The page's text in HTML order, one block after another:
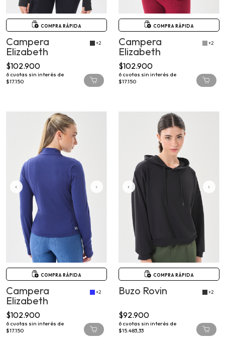
COMPRA RÁPIDA
Campera
Elizabeth
$102.900
6cuotas sin interés de
$17.150
COMPRA RÁPIDA
Campera
Elizabeth
$102.900
6cuotas sin interés de
$17.150
COMPRA RÁPIDA
Campera
Elizabeth
$102.900
6cuotas sin interés de
$17.150
COMPRA RÁPIDA
Buzo Rovin
6cuotas sin interés de
$15.483,33